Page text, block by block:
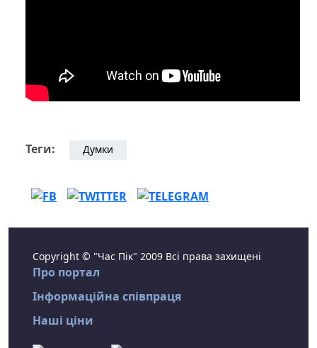
Теги: Думки
Copyright © "Час Пік" 2009 Всі права захищені
Про портал
Інформаційна співпраця
Наші ціни